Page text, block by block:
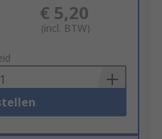
€ 5,20
(incl. BTW)